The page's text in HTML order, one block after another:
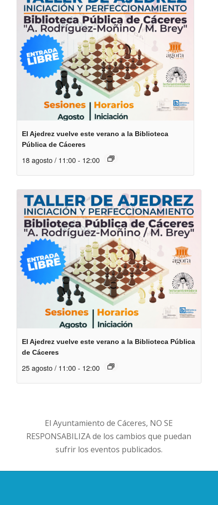
El Ajedrez vuelve este verano a la Biblioteca
Pública de Cáceres
18 agosto / 11:00 - 12:00
El Ajedrez vuelve este verano a la Biblioteca Pública
de Cáceres
25 agosto / 11:00 - 12:00
El Ayuntamiento de Cáceres, NO SE
RESPONSABILIZA de los cambios que puedan
sufrir los eventos publicados.